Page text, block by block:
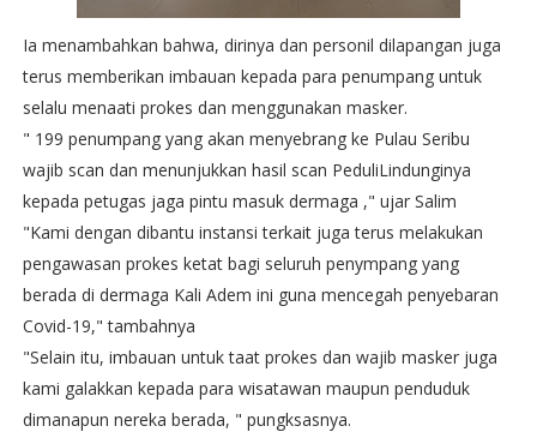
Ia menambahkan bahwa, dirinya dan personil dilapangan juga
terus memberikan imbauan kepada para penumpang untuk
selalu menaati prokes dan menggunakan masker.
" 199 penumpang yang akan menyebrang ke Pulau Seribu
wajib scan dan menunjukkan hasil scan PeduliLindunginya
kepada petugas jaga pintu masuk dermaga ," ujar Salim
"Kami dengan dibantu instansi terkait juga terus melakukan
pengawasan prokes ketat bagi seluruh penympang yang
berada di dermaga Kali Adem ini guna mencegah penyebaran
Covid-19," tambahnya
"Selain itu, imbauan untuk taat prokes dan wajib masker juga
kami galakkan kepada para wisatawan maupun penduduk
dimanapun nereka berada, " pungksasnya.